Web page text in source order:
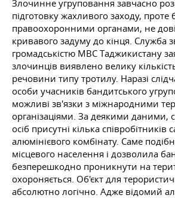
Злочинне угруповання завчасно
підготовку жахливого заходу,
правоохоронними органами, не
кривавого задуму до кінця. Служба
громадськістю МВС Таджикистану
злочинців виявлено велику
речовини типу тротилу. Наразі
особи учасників бандитського
можливі зв'язки з міжнародними
організаціями. За деякими даними,
осіб присутні кілька співробітників
алюмінієвого комбінату. Саме
місцевого населення і дозволила
безперешкодно проникнути на
охороняється. Об'єкт для
абсолютно логічно. Адже відомий